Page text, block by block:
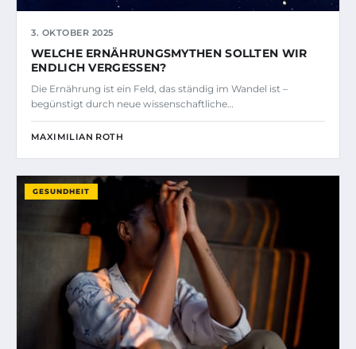
3. OKTOBER 2025
WELCHE ERNÄHRUNGSMYTHEN SOLLTEN WIR
ENDLICH VERGESSEN?
Die Ernährung ist ein Feld, das ständig im Wandel ist –
begünstigt durch neue wissenschaftliche…
MAXIMILIAN ROTH
GESUNDHEIT